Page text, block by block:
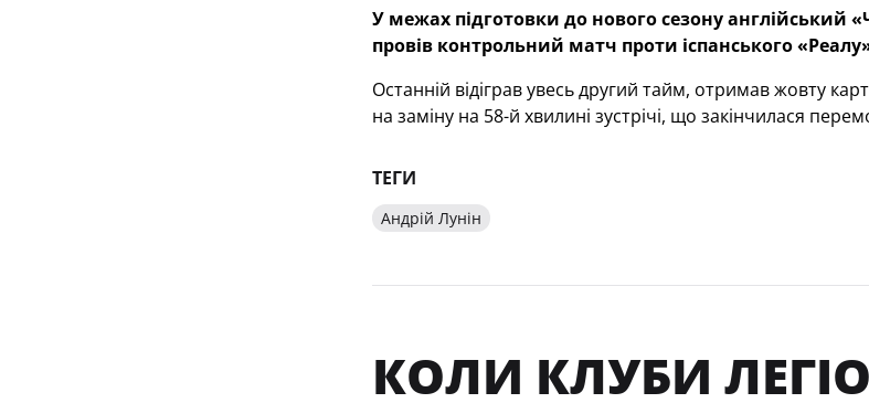
У межах підготовки до нового сезону англійський
провів контрольний матч проти іспанського
Останній відіграв увесь другий тайм, отримав жовту
на заміну на 58-й хвилині зустрічі, що закінчилася
ТЕГИ
Андрій Лунін
КОЛИ КЛУБИ